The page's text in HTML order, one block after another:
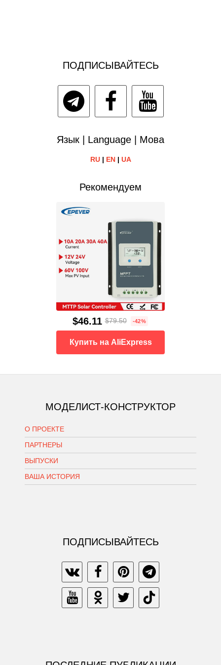
ПОДПИСЫВАЙТЕСЬ
Язык | Language | Мова
RU| EN| UA
Рекомендуем
$46.11 $79.50 -42%
Купить на AliExpress
МОДЕЛИСТ-КОНСТРУКТОР
О ПРОЕКТЕ
ПАРТНЕРЫ
ВЫПУСКИ
ВАША ИСТОРИЯ
ПОДПИСЫВАЙТЕСЬ